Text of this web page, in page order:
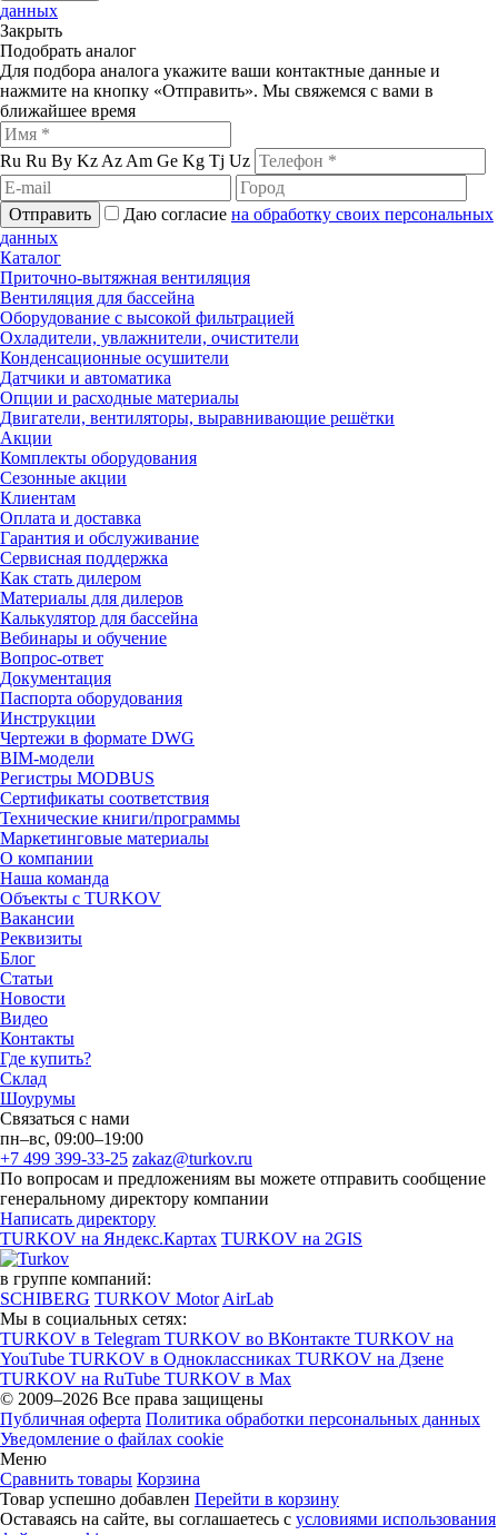
данных
Закрыть
Подобрать аналог
Для подбора аналога укажите ваши контактные данные и
нажмите на кнопку «Отправить». Мы свяжемся с вами в
ближайшее время
Ru Ru By KzAzAm Ge Kg Tj Uz
Отправить Даю согласие на обработку своих персональных
данных
Каталог
Приточно-вытяжная вентиляция
Вентиляция для бассейна
Оборудование с высокой фильтрацией
Охладители, увлажнители, очистители
Конденсационные осушители
Датчики и автоматика
Опции и расходные материалы
Двигатели, вентиляторы, выравнивающие решётки
Акции
Комплекты оборудования
Сезонные акции
Клиентам
Оплата и доставка
Гарантия и обслуживание
Сервисная поддержка
Как стать дилером
Материалы для дилеров
Калькулятор для бассейна
Вебинары и обучение
Вопрос-ответ
Документация
Паспорта оборудования
Инструкции
Чертежи в формате DWG
BIM-модели
Регистры MODBUS
Сертификаты соответствия
Технические книги/программы
Маркетинговые материалы
О компании
Наша команда
Объекты с TURKOV
Вакансии
Реквизиты
Блог
Статьи
Новости
Видео
Контакты
Где купить?
Склад
Шоурумы
Связаться с нами
пн–вс, 09:00–19:00
+7 499 399-33-25 zakaz@turkov.ru
По вопросам и предложениям вы можете отправить сообщение
генеральному директору компании
Написать директору
TURKOV на Яндекс.Картах TURKOV на 2GIS
в группе компаний:
SCHIBERG TURKOV MotorAirLab
Мы в социальных сетях:
TURKOV в Telegram TURKOV во ВКонтакте TURKOV на
YouTube TURKOV в Одноклассниках TURKOV на Дзене
TURKOV на RuTube TURKOV в Max
© 2009–2026 Все права защищены
Публичная оферта Политика обработки персональных данных
Уведомление о файлах cookie
Меню
Сравнить товары Корзина
Товар успешно добавлен Перейти в корзину
Оставаясь на сайте, вы соглашаетесь с условиями использования